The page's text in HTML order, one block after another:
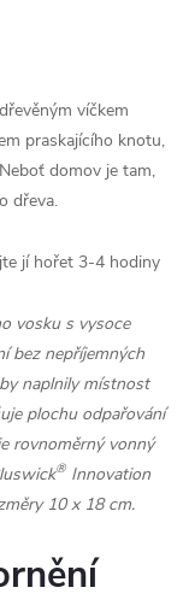
víčkem
praskajícího knotu,
domov je tam,
dřeva.
jí hořet 3-4 hodiny
vosku s vysoce
bez nepříjemných
naplnily místnost
plochu odpařování
rovnoměrný vonný
® Innovation
10 x 18 cm.